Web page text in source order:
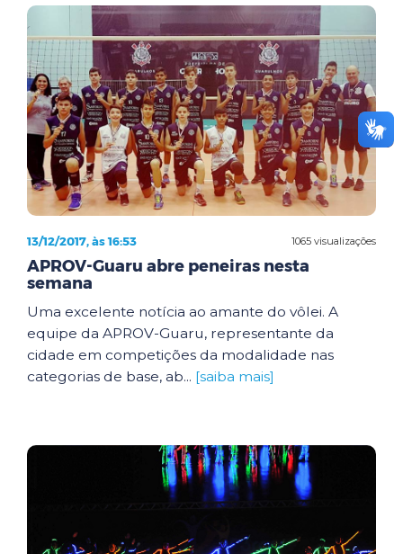
1065 visualizações
13/12/2017, às 16:53
APROV-Guaru abre peneiras nesta
semana
Uma excelente notícia ao amante do vôlei. A
equipe da APROV-Guaru, representante da
cidade em competições da modalidade nas
categorias de base, ab... [saiba mais]